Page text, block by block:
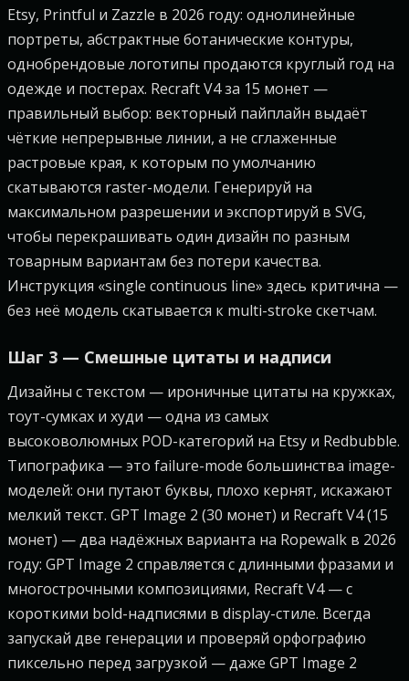
Etsy, Printful и Zazzle в 2026 году: однолинейные
портреты, абстрактные ботанические контуры,
однобрендовые логотипы продаются круглый год на
одежде и постерах. Recraft V4 за 15 монет —
правильный выбор: векторный пайплайн выдаёт
чёткие непрерывные линии, а не сглаженные
растровые края, к которым по умолчанию
скатываются raster-модели. Генерируй на
максимальном разрешении и экспортируй в SVG,
чтобы перекрашивать один дизайн по разным
товарным вариантам без потери качества.
Инструкция «single continuous line» здесь критична —
без неё модель скатывается к multi-stroke скетчам.
Шаг 3 — Смешные цитаты и надписи
Дизайны с текстом — ироничные цитаты на кружках,
тоут-сумках и худи — одна из самых
высоковолюмных POD-категорий на Etsy и Redbubble.
Типографика — это failure-mode большинства image-
моделей: они путают буквы, плохо кернят, искажают
мелкий текст. GPT Image 2 (30 монет) и Recraft V4 (15
монет) — два надёжных варианта на Ropewalk в 2026
году: GPT Image 2 справляется с длинными фразами и
многострочными композициями, Recraft V4 — с
короткими bold-надписями в display-стиле. Всегда
запускай две генерации и проверяй орфографию
пиксельно перед загрузкой — даже GPT Image 2